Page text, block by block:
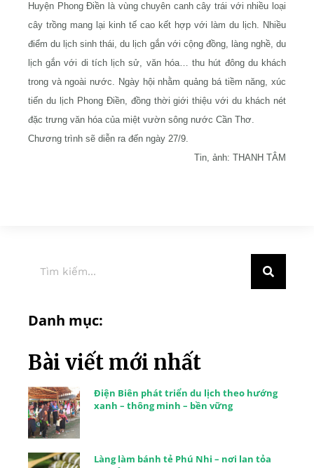
Huyện Phong Điền là vùng chuyên canh cây trái với nhiều loại
cây trồng mang lại kinh tế cao kết hợp với làm du lịch. Nhiều
điểm du lịch sinh thái, du lịch gắn với cộng đồng, làng nghề, du
lịch gắn với di tích lịch sử, văn hóa… thu hút đông du khách
trong và ngoài nước. Ngày hội nhằm quảng bá tiềm năng, xúc
tiến du lịch Phong Điền, đồng thời giới thiệu với du khách nét
đặc trưng văn hóa của miệt vườn sông nước Cần Thơ.
Chương trình sẽ diễn ra đến ngày 27/9.
Tin, ảnh: THANH TÂM
Danh mục:
Bài viết mới nhất
Điện Biên phát triển du lịch theo hướng
xanh – thông minh – bền vững
Làng làm bánh tẻ Phú Nhi – nơi lan tỏa